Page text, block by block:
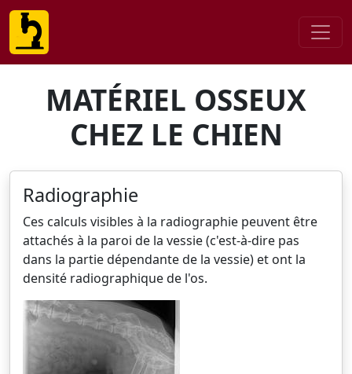
MATÉRIEL OSSEUX
CHEZ LE CHIEN
Radiographie
Ces calculs visibles à la radiographie peuvent être
attachés à la paroi de la vessie (c'est-à-dire pas
dans la partie dépendante de la vessie) et ont la
densité radiographique de l'os.